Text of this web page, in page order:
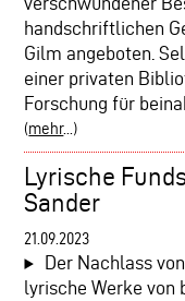
handschriftlichen
Gilm angeboten.
einer privaten
Forschung für
(mehr...)
Lyrische
Sander
21.09.2023
Der Nachlass
lyrische Werke von